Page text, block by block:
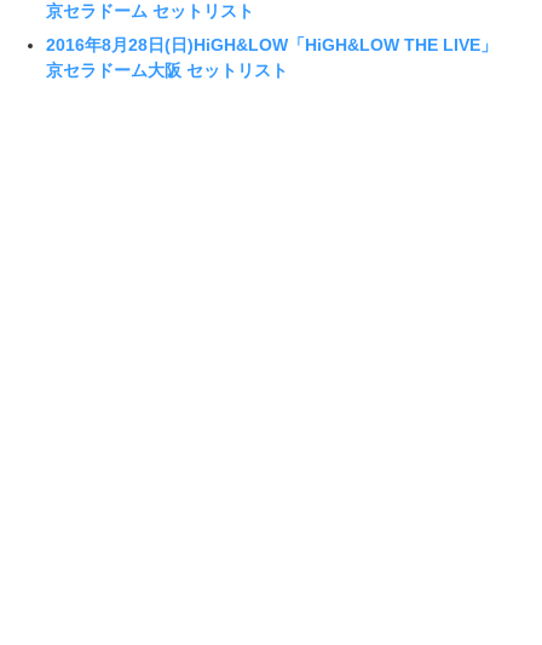
京セラドーム セットリスト
2016年8月28日(日)HiGH&LOW「HiGH&LOW THE LIVE」
京セラドーム大阪 セットリスト